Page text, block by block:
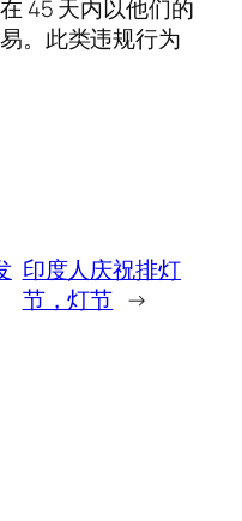
45 天内以他们的
。此类违规行为
印度人庆祝排灯
节，灯节 →